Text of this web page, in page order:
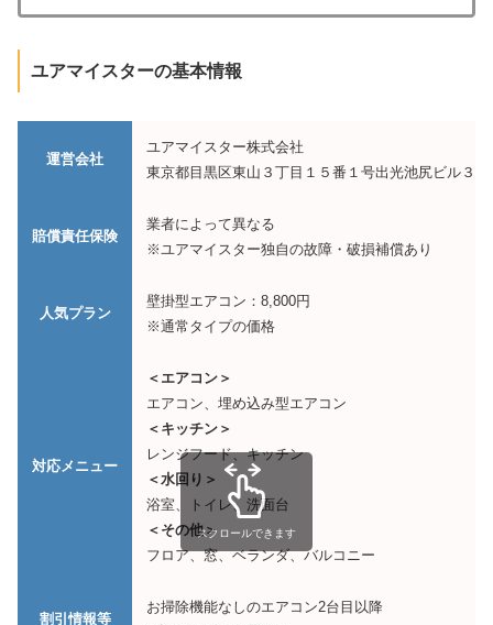
ユアマイスターの基本情報
運営会社
ユアマイスター株式会社
東京都目黒区東山３丁目１５番１号出光池尻ビル３階
賠償責任保険
業者によって異なる
※ユアマイスター独自の故障・破損補償あり
人気プラン
壁掛型エアコン：8,800円
※通常タイプの価格
対応メニュー
＜エアコン＞
エアコン、埋め込み型エアコン
＜キッチン＞
レンジフード、キッチン
＜水回り＞
浴室、トイレ、洗面台
＜その他＞
フロア、窓、ベランダ、バルコニー
割引情報等
お掃除機能なしのエアコン2台目以降
スクロールできます